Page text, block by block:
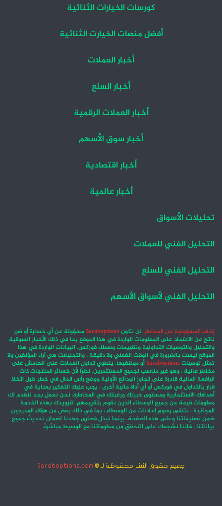
كورسات الخيارات الثنائية
أفضل منصات الخيارت الثنائية
أخبار العملات
أخبار السلع
أخبار العملات الرقمية
أخبار سوق الأسهم
أخبار اقتصادية
أخبار عالمية
تحليلات الأسواق
التحليل الفني للعملات
التحليل الفني للسلع
التحليل الفني لأسواق الأسهم
إخلاء المسؤولية عن المخاطر: لن تكون3araboptionsمسؤولة عن أي خسارة أو ضرر
ناتج عن الاعتماد على المعلومات الواردة في هذا الموقع بما في ذلك الأخبار السوقية
والتحليل والتوصيات التداولية وتقييمات وسطاء فوركس. البيانات الواردة في هذا
الموقع ليست بالضرورة في الوقت الفعلي ولا دقيقة ، والتحليلات هي آراء المؤلفين ولا
تمثل توصيات3araboptionsأو موظفيها. ينطوي تداول العملات على الهامش على
مخاطر عالية ، وهو غير مناسب لجميع المستثمرين. نظرًا لأن خسائر المنتجات ذات
الرافعة المالية قادرة على تجاوز الودائع الأولية ووضع رأس المال في خطر. قبل اتخاذ
قرار بالتداول في فوركس أو أي أداة مالية أخرى ، يجب عليك التفكير بعناية في
أهدافك الاستثمارية ومستوى خبرتك ورغبتك في المخاطرة. نحن نعمل بجد لنقدم لك
معلومات قيمة عن جميع الوسطاء الذين نقوم بتقييمهم. لتزويدك بهذه الخدمة
المجانية ، نتلقى رسوم إعلانات من الوسطاء ، بما في ذلك بعض من هؤلاء المدرجين
ضمن تصنيفاتنا وعلى هذه الصفحة. بينما نبذل قصارى جهدنا لضمان تحديث جميع
بياناتنا ، فإننا نشجعك على التحقق من معلوماتنا مع الوسيط مباشرةً.
جميع حقوق النشر محفوظة لـ © 3araboptions.com